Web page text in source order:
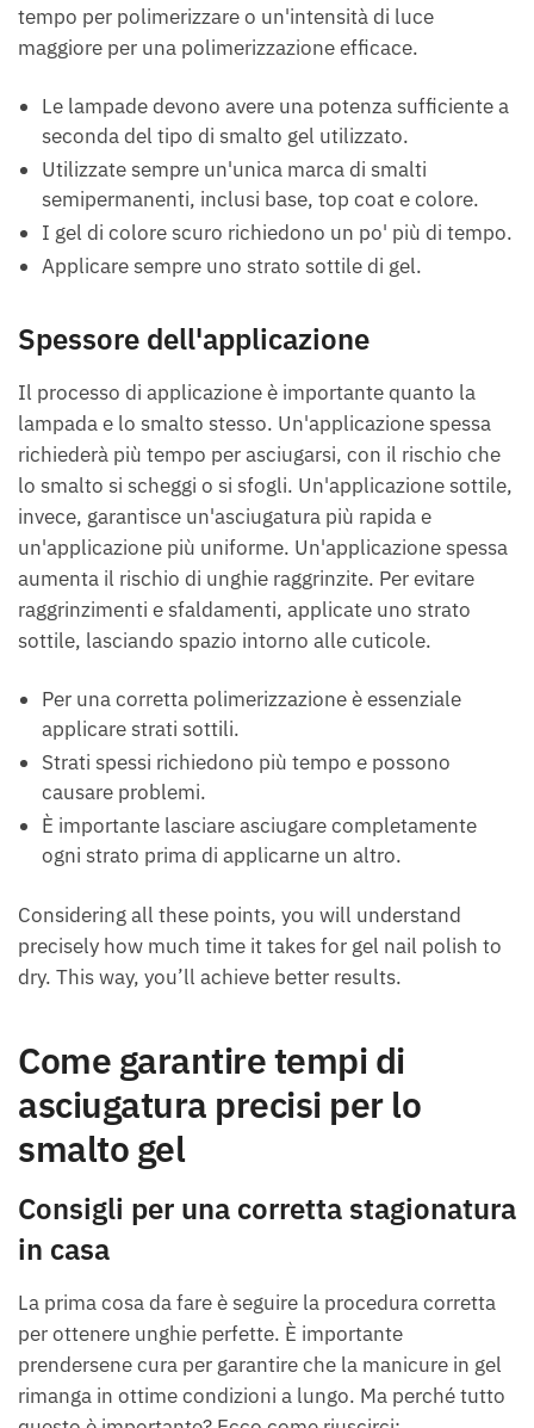
tempo per polimerizzare o un'intensità di luce
maggiore per una polimerizzazione efficace.
Le lampade devono avere una potenza sufficiente a
seconda del tipo di smalto gel utilizzato.
Utilizzate sempre un'unica marca di smalti
semipermanenti, inclusi base, top coat e colore.
I gel di colore scuro richiedono un po' più di tempo.
Applicare sempre uno strato sottile di gel.
Spessore dell'applicazione
Il processo di applicazione è importante quanto la
lampada e lo smalto stesso. Un'applicazione spessa
richiederà più tempo per asciugarsi, con il rischio che
lo smalto si scheggi o si sfogli. Un'applicazione sottile,
invece, garantisce un'asciugatura più rapida e
un'applicazione più uniforme. Un'applicazione spessa
aumenta il rischio di unghie raggrinzite. Per evitare
raggrinzimenti e sfaldamenti, applicate uno strato
sottile, lasciando spazio intorno alle cuticole.
Per una corretta polimerizzazione è essenziale
applicare strati sottili.
Strati spessi richiedono più tempo e possono
causare problemi.
È importante lasciare asciugare completamente
ogni strato prima di applicarne un altro.
Considering all these points, you will understand
precisely how much time it takes for gel nail polish to
dry. This way, you’ll achieve better results.
Come garantire tempi di
asciugatura precisi per lo
smalto gel
Consigli per una corretta stagionatura
in casa
La prima cosa da fare è seguire la procedura corretta
per ottenere unghie perfette. È importante
prendersene cura per garantire che la manicure in gel
rimanga in ottime condizioni a lungo. Ma perché tutto